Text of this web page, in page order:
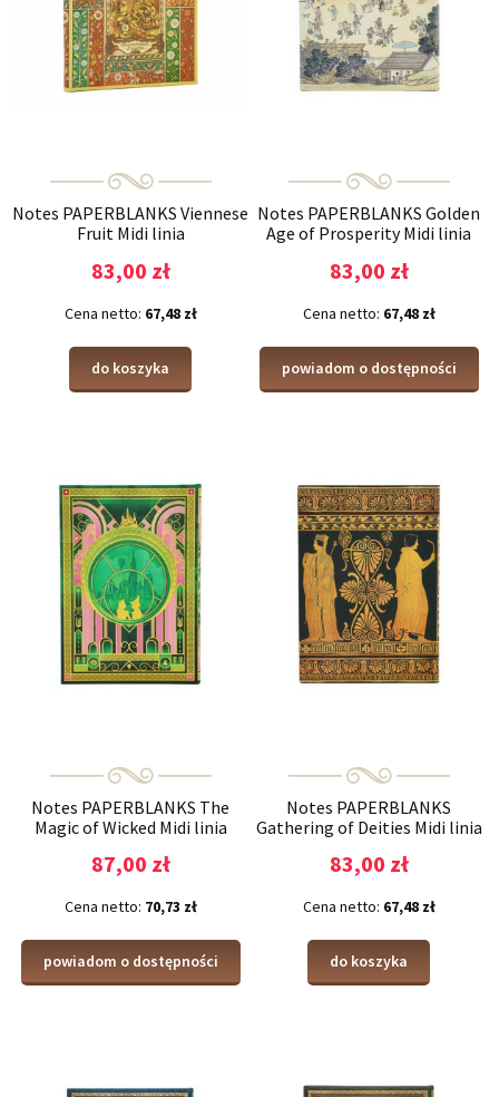
Notes PAPERBLANKS Viennese
Fruit Midi linia
83,00 zł
Cena netto: 67,48 zł
do koszyka
Notes PAPERBLANKS Golden
Age of Prosperity Midi linia
83,00 zł
Cena netto: 67,48 zł
powiadom o dostępności
Notes PAPERBLANKS The
Magic of Wicked Midi linia
87,00 zł
Cena netto: 70,73 zł
powiadom o dostępności
Notes PAPERBLANKS
Gathering of Deities Midi linia
83,00 zł
Cena netto: 67,48 zł
do koszyka